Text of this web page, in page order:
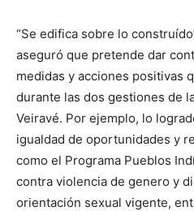
“Se edifica sobre lo
aseguró que pretende dar
medidas y acciones positivas
durante las dos gestiones de
Veiravé. Por ejemplo, lo
igualdad de oportunidades y
como el Programa Pueblos
contra violencia de genero y
orientación sexual vigente,